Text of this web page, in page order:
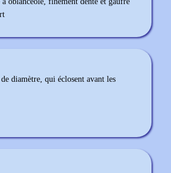
diamètre, qui éclosent avant les